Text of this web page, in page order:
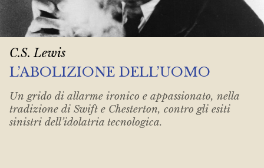
C.S. Lewis
L’ABOLIZIONE DELL’UOMO
Un grido di allarme ironico e appassionato, nella
tradizione di Swift e Chesterton, contro gli esiti
sinistri dell’idolatria tecnologica.